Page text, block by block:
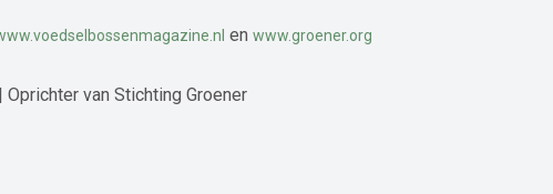
en www.groener.org
Oprichter van Stichting Groener